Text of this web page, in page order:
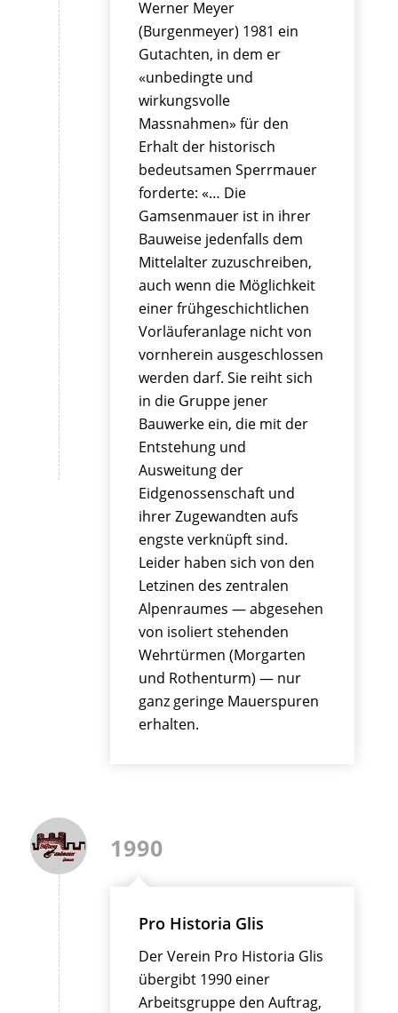
Werner Meyer
(Burgenmeyer) 1981 ein
Gutachten, in dem er
«unbedingte und
wirkungsvolle
Massnahmen» für den
Erhalt der historisch
bedeutsamen Sperrmauer
forderte: «… Die
Gamsenmauer ist in ihrer
Bauweise jedenfalls dem
Mittelalter zuzuschreiben,
auch wenn die Möglichkeit
einer frühgeschichtlichen
Vorläuferanlage nicht von
vornherein ausgeschlossen
werden darf. Sie reiht sich
in die Gruppe jener
Bauwerke ein, die mit der
Entstehung und
Ausweitung der
Eidgenossenschaft und
ihrer Zugewandten aufs
engste verknüpft sind.
Leider haben sich von den
Letzinen des zentralen
Alpenraumes — abgesehen
von isoliert stehenden
Wehrtürmen (Morgarten
und Rothenturm) — nur
ganz geringe Mauerspuren
erhalten.
1990
Pro Historia Glis
Der Verein Pro Historia Glis
übergibt 1990 einer
Arbeitsgruppe den Auftrag,